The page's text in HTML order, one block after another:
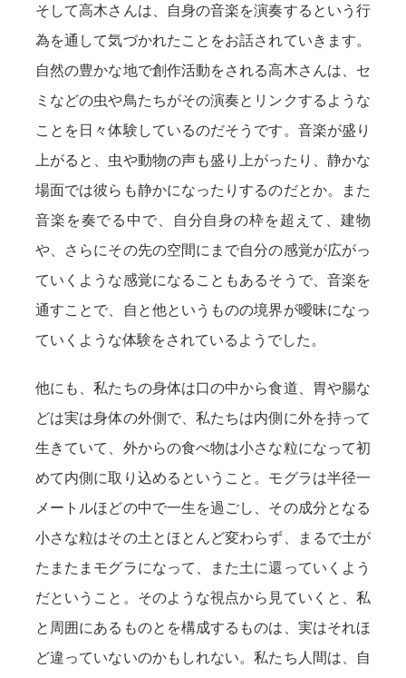
そして高木さんは、自身の音楽を演奏するという行
為を通して気づかれたことをお話されていきます。
自然の豊かな地で創作活動をされる高木さんは、セ
ミなどの虫や鳥たちがその演奏とリンクするような
ことを日々体験しているのだそうです。音楽が盛り
上がると、虫や動物の声も盛り上がったり、静かな
場面では彼らも静かになったりするのだとか。また
音楽を奏でる中で、自分自身の枠を超えて、建物
や、さらにその先の空間にまで自分の感覚が広がっ
ていくような感覚になることもあるそうで、音楽を
通すことで、自と他というものの境界が曖昧になっ
ていくような体験をされているようでした。
他にも、私たちの身体は口の中から食道、胃や腸な
どは実は身体の外側で、私たちは内側に外を持って
生きていて、外からの食べ物は小さな粒になって初
めて内側に取り込めるということ。モグラは半径一
メートルほどの中で一生を過ごし、その成分となる
小さな粒はその土とほとんど変わらず、まるで土が
たまたまモグラになって、また土に還っていくよう
だということ。そのような視点から見ていくと、私
と周囲にあるものとを構成するものは、実はそれほ
ど違っていないのかもしれない。私たち人間は、自